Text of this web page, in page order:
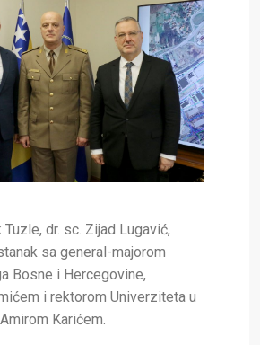
Tuzle, dr. sc. Zijad Lugavić,
sa general-majorom
Bosne i Hercegovine,
i rektorom Univerziteta u
Karićem.